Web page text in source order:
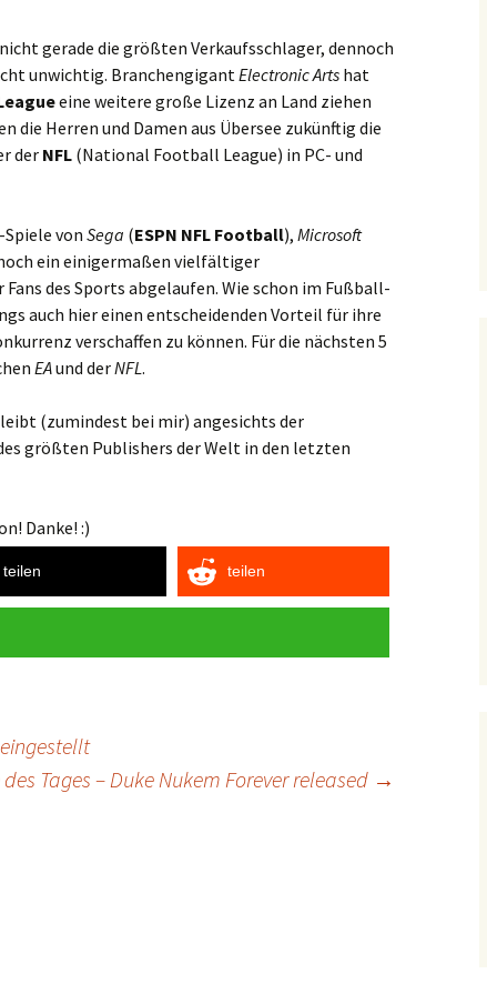
gerade die größten Verkaufsschlager, dennoch
unwichtig. BranchengigantElectronic Arts hat
eine weitere große Lizenz an Land ziehen
die Herren und Damen aus Übersee zukünftig die
der NFL (National Football League) in PC- und
-Spiele von Sega (ESPN NFL Football), Microsoft
ein einigermaßen vielfältiger
des Sports abgelaufen. Wie schon im Fußball-
auch hier einen entscheidenden Vorteil für ihre
verschaffen zu können. Für die nächsten 5
EAund derNFL.
(zumindest bei mir) angesichts der
größten Publishers der Welt in den letzten
Danke! :)
teilen teilen
Tages – Duke Nukem Forever released →